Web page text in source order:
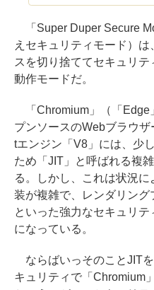
「Super Duper Secure
えセキュリティモード）
スを切り捨ててセキュリ
動作モードだ。
「Chromium」（「Edge
プンソースのWebブラウ
tエンジン「V8」には、少
ため「JIT」と呼ばれる複
る。しかし、これは状況
装が複雑で、レンダリン
といった強力なセキュリ
になっている。
ならばいっそのことJIT
キュリティで「